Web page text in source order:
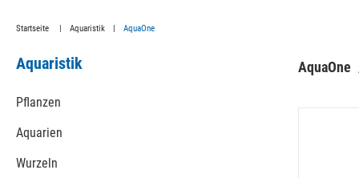
Startseite Aquaristik AquaOne
Aquaristik
Aquarien
Pflanzen
Wurzeln
AquaOne